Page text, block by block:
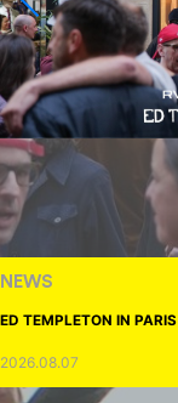
NEWS
ED TEMPLETON IN PARIS
2026.08.07